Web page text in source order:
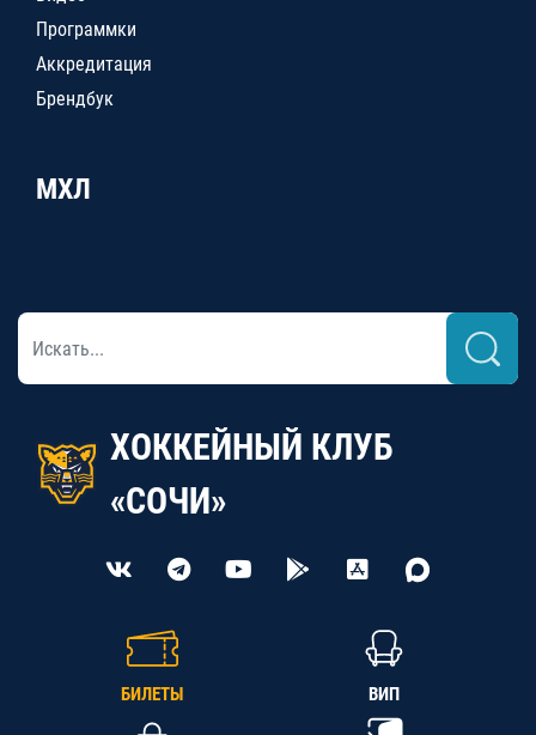
Программки
Аккредитация
Брендбук
МХЛ
ХОККЕЙНЫЙ КЛУБ
«СОЧИ»
БИЛЕТЫ ВИП